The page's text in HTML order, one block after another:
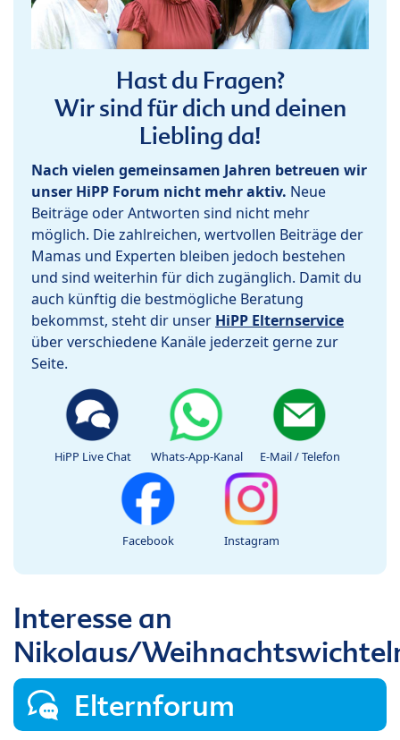
Hast du Fragen?
Wir sind für dich und deinen
Liebling da!
Nach vielen gemeinsamen Jahren betreuen wir
unser HiPP Forum nicht mehr aktiv. Neue
Beiträge oder Antworten sind nicht mehr
möglich. Die zahlreichen, wertvollen Beiträge der
Mamas und Experten bleiben jedoch bestehen
und sind weiterhin für dich zugänglich. Damit du
auch künftig die bestmögliche Beratung
bekommst, steht dir unser HiPP Elternservice
über verschiedene Kanäle jederzeit gerne zur
Seite.
HiPP Live Chat Whats-App-Kanal E-Mail / Telefon
Facebook Instagram
Interesse an
Nikolaus/
Elternforum